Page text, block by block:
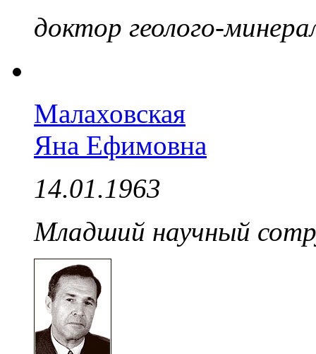
доктор геолого-
Малаховская
Яна Ефимовна
14.01.1963
Младший научный